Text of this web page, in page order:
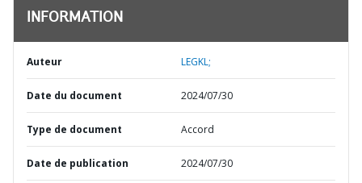
INFORMATION
Auteur LEGKL;
Date du document 2024/07/30
Type de document Accord
Date de publication 2024/07/30